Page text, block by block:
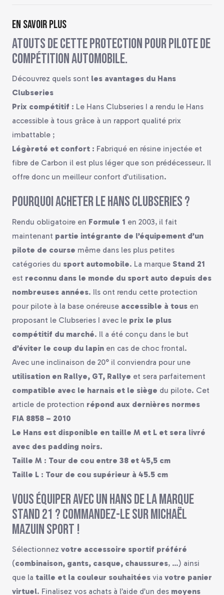
En savoir plus
Atouts de cette protection pour pilote de
compétition automobile.
Découvrez quels sont les avantages du Hans
Clubseries
Prix compétitif : Le Hans Clubseries I a rendu le Hans
accessible à tous grâce à un rapport qualité prix
imbattable ;
Légèreté et confort : Fabriqué en résine injectée et
fibre de Carbon il est plus léger que son prédécesseur. Il
offre donc un meilleur confort d’utilisation.
Pourquoi acheter le Hans Clubseries ?
Rendu obligatoire en Formule 1 en 2003, il fait
maintenant partie intégrante de l’équipement d’un
pilote de course même dans les plus petites
catégories du sport automobile. La marque Stand 21
est reconnu dans le monde du sport auto depuis des
nombreuses années. Ils ont rendu cette protection
pour pilote à la base onéreuse accessible à tous en
proposant le Clubseries I avec le prix le plus
compétitif du marché. Il a été conçu dans le but
d’éviter le coup du lapin en cas de choc frontal.
Avec une inclinaison de 20° il conviendra pour une
utilisation en Rallye, GT, Rallye et sera parfaitement
compatible avec le harnais et le siège du pilote. Cet
article de protection répond aux dernières normes
FIA 8858 – 2010
Le Hans est disponible en taille M et L et sera livré
avec des padding noirs.
Taille M : Tour de cou entre 38 et 45,5 cm
Taille L : Tour de cou supérieur à 45.5 cm
Vous équiper avec un Hans de la marque
Stand 21 ? Commandez-le sur Michaël
Mazuin Sport !
Sélectionnez votre accessoire sportif préféré
(combinaison, gants, casque, chaussures, …) ainsi
que la taille et la couleur souhaitées via votre panier
virtuel. Finalisez vos achats à l’aide d’un des moyens